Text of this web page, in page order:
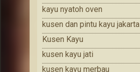
kayu nyatoh oven
kusen dan pintu kayu jakarta
Kusen Kayu
kusen kayu jati
kusen kayu merbau